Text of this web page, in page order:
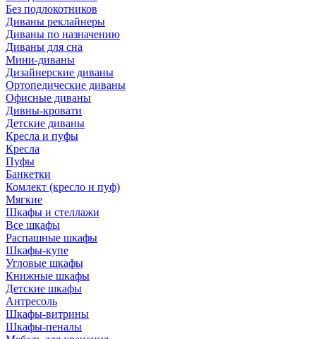
Без подлокотников
Диваны реклайнеры
Диваны по назначению
Диваны для сна
Мини-диваны
Дизайнерские диваны
Ортопедические диваны
Офисные диваны
Дивны-кровати
Детские диваны
Кресла и пуфы
Кресла
Пуфы
Банкетки
Комлект (кресло и пуф)
Мягкие
Шкафы и стеллажи
Все шкафы
Распашные шкафы
Шкафы-купе
Угловые шкафы
Книжные шкафы
Детские шкафы
Антресоль
Шкафы-витрины
Шкафы-пеналы